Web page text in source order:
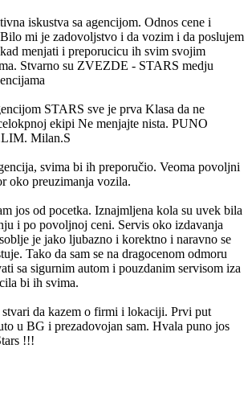
iskustva sa agencijom. Odnos cene i
mi je zadovoljstvo i da vozim i da poslujem
menjati i preporucicu ih svim svojim
Stvarno su ZVEZDE - STARS medju
STARS sve je prva Klasa da ne
ekipi Ne menjajte nista. PUNO
Milan.S
svima bi ih preporučio. Veoma povoljni
oko preuzimanja vozila.
jos od pocetka. Iznajmljena kola su uvek bila
i po povoljnoj ceni. Servis oko izdavanja
je jako ljubazno i korektno i naravno se
Tako da sam se na dragocenom odmoru
sa sigurnim autom i pouzdanim servisom iza
bi ih svima.
stvari da kazem o firmi i lokaciji. Prvi put
u BG i prezadovojan sam. Hvala puno jos
!!!